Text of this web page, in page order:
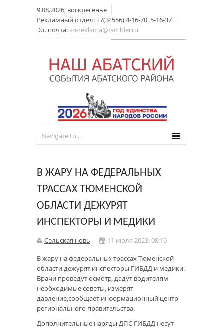
9.08.2026, воскресенье
Рекламный отдел: +7(34556) 4-16-70, 5-16-37
Эл. почта: sn-reklama@rambler.ru
В ЖАРУ НА ФЕДЕРАЛЬНЫХ
ТРАССАХ ТЮМЕНСКОЙ
ОБЛАСТИ ДЕЖУРЯТ
ИНСПЕКТОРЫ И МЕДИКИ
Сельская новь
11 июля 2023, 08:10
В жару на федеральных трассах Тюменской
области дежурят инспекторы ГИБДД и медики.
Врачи проведут осмотр, дадут водителям
необходимые советы, измерят
давление,сообщает информационный центр
регионального правительства.
Дополнительные наряды ДПС ГИБДД несут